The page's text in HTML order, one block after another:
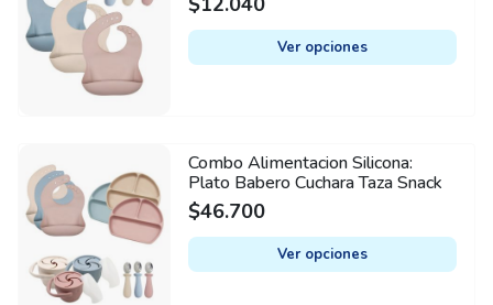
on
the
Ver opciones
has
multiple
variants.
may
be
chosen
on
the
Combo Alimentacion Silicona:
Plato Babero Cuchara Taza Snack
$46.700
Ver opciones
This
product
has
multiple
variants.